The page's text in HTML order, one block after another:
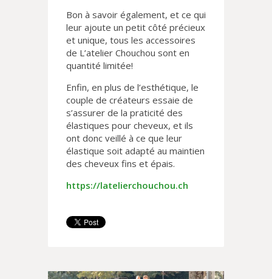
Bon à savoir également, et ce qui
leur ajoute un petit côté précieux
et unique, tous les accessoires
de L’atelier Chouchou sont en
quantité limitée!
Enfin, en plus de l’esthétique, le
couple de créateurs essaie de
s’assurer de la praticité des
élastiques pour cheveux, et ils
ont donc veillé à ce que leur
élastique soit adapté au maintien
des cheveux fins et épais.
https://latelierchouchou.ch